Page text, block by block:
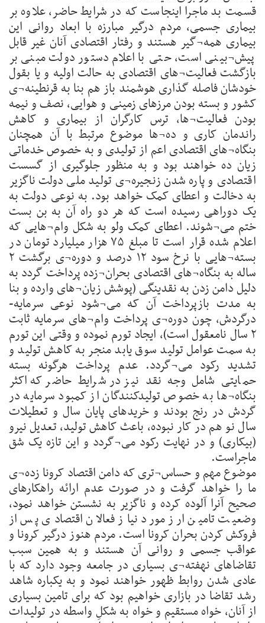
قسمت بد ماجرا اینجاست که در شرایط حاضر، علاوه بر
بیماری جسمی، مردم درگیر مبارزه با ابعاد روانی این
بیماری همه¬گیر هستند و رفتار اقتصادی آنان غیر قابل
پیش¬بینی است، حتی با اعلام دستور دولت مبنی بر
بازگشت فعالیت¬های اقتصادی به حالت اولیه و یا بقول
خودشان فاصله گذاری هوشمند باز هم بنا به قرنطینه¬ی
کشور و بسته بودن مرزهای زمینی و هوایی، نصف و نیمه
بودن فعالیت¬ها، ترس کارگران از بیماری و کاهش
راندمان کاری و ده¬ها موضوع مرتبط با آن همچنان
بنگاه¬های اقتصادی اعم از تولیدی و به خصوص خدماتی
زیان ده خواهند بود و به منظور جلوگیری از گسست
اقتصادی و پاره شدن زنجیره¬ی تولید ملی دولت ناگزیر
به دخالت و اعطای کمک خواهد بود. به نوعی دولت به
یک دوراهی رسیده است که هر دو راه آن به بن بست
ختم می¬شوند. اعطای کمک ولو به شکل وام¬هایی که
اعلام شده قرار است تا مبلغ ۷۵ هزار میلیارد تومان در
بسته¬هایی با نرخ سود ۱۲ درصد و دوره¬ی برگشت ۲
ساله به بنگاه¬های اقتصادی بحران¬زده پرداخت گردد به
دلیل دامن زدن به نقدینگی (پوشش زیان¬های وارده و بنا
به مدت بازپرداخت آن که می¬شود نوعی سرمایه-
درگردش، چون دوره¬ی پرداخت وام¬های سرمایه ثابت
۲ سال نامعقول است)، ایجاد تورم نموده و وقتی این تورم
به سمت عوامل تولید سوق یابد منجر به کاهش تولید و
تشدید رکود می¬گردد. عدم پرداخت هرگونه بسته
حمایتی شامل وجه نقد نیز در شرایط حاضر که اکثر
بنگاه¬ها به خصوص تولیدکنندگان از کمبود سرمایه در
گردش در رنج بودند و خریدهای پایان سال و تعطیلات
سال نو هم در کار نبوده، باعث کاهش تولید، تعدیل نیرو
(بیکاری) و در نهایت رکود می¬گردد و این تازه یک شق
ماجراست.
موضوع مهم و حساس¬تری که دامن اقتصاد کرونا زده¬ی
ما را خواهد گرفت و در صورت عدم ارائه راهکارهای
صحیح آنرا آلوده کرده و ناگزیر به نشستن خواهد نمود،
وضعیت تامین ارز مورد نیاز فعالان اقتصادی پس از
فروکش کردن بحران کرونا است. مردم هنوز درگیر کرونا و
عواقب جسمی و روانی آن هستند و به همین سبب
تقاضاهای نهفته¬ی بسیاری در جامعه وجود دارد که با
عادی شدن روابط ظهور خواهند نمود و به یکباره شاهد
رشد تقاضا در بازاری خواهیم بود که برای تامین بسیاری
از آنان، خواه مستقیم و خواه به شکلِ واسطه در تولیدات